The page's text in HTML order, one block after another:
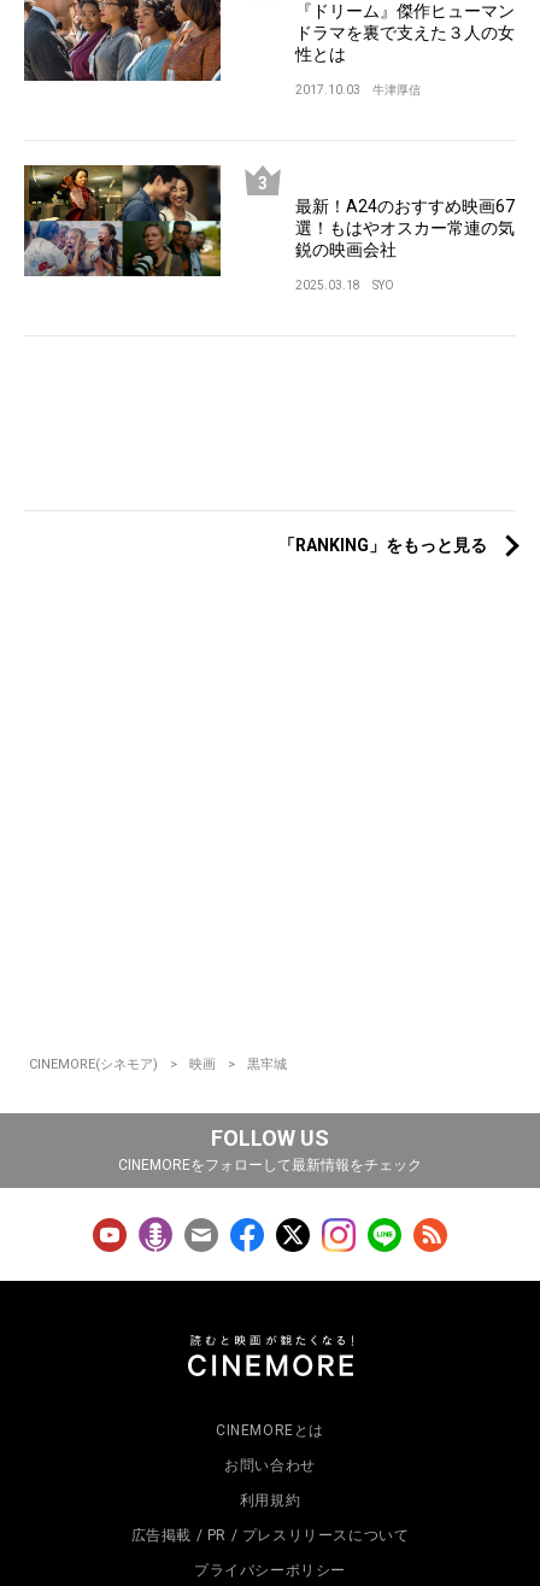
『ドリーム』傑作ヒューマン
ドラマを裏で支えた３人の女
性とは
2017.10.03 牛津厚信
最新！A24のおすすめ映画67
選！もはやオスカー常連の気
鋭の映画会社
2025.03.18 SYO
「RANKING」をもっと見る
CINEMORE(シネモア) 映画 黒牢城
FOLLOW US
CINEMOREをフォローして最新情報をチェック
CINEMOREとは
お問い合わせ
利用規約
広告掲載 / PR / プレスリリースについて
プライバシーポリシー